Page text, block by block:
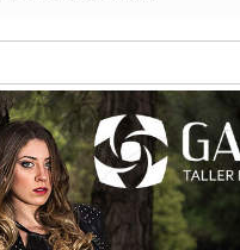
Solidaridad por Nehuén:
Docentes y directivos se
inteligencia artificial para